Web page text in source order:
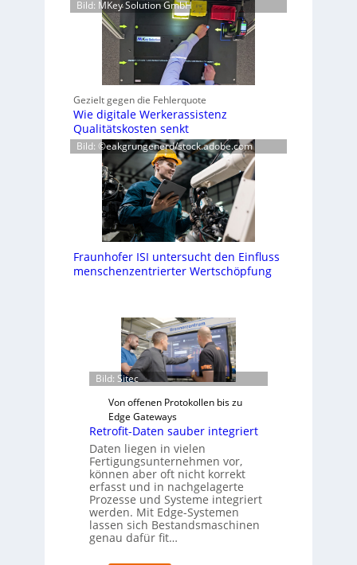
Bild: MKey Solution GmbH
Gezielt gegen die Fehlerquote
Wie digitale Werkerassistenz
Qualitätskosten senkt
Bild: ©eakgrungenerd/stock.adobe.com
Fraunhofer ISI untersucht den Einfluss
menschenzentrierter Wertschöpfung
Bild: Sitec
Von offenen Protokollen bis zu
Edge Gateways
Retrofit-Daten sauber integriert
Daten liegen in vielen
Fertigungsunternehmen vor,
können aber oft nicht korrekt
erfasst und in nachgelagerte
Prozesse und Systeme integriert
werden. Mit Edge-Systemen
lassen sich Bestandsmaschinen
genau dafür fit…